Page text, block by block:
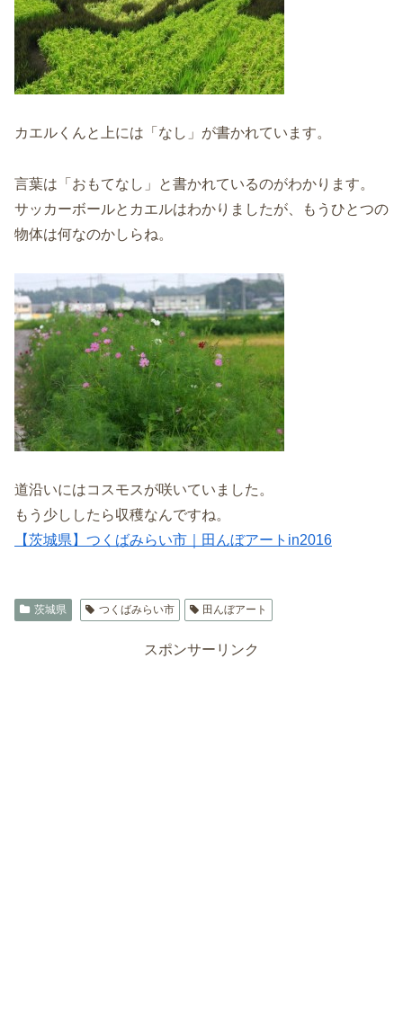
カエルくんと上には「なし」が書かれています。
言葉は「おもてなし」と書かれているのがわかります。
サッカーボールとカエルはわかりましたが、もうひとつの
物体は何なのかしらね。
道沿いにはコスモスが咲いていました。
もう少ししたら収穫なんですね。
【茨城県】つくばみらい市｜田んぼアートin2016
茨城県 つくばみらい市 田んぼアート
スポンサーリンク